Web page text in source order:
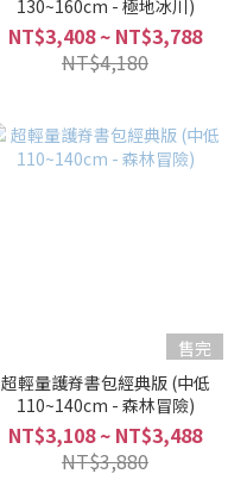
130~160cm - 極地冰川)
NT$3,408 ~ NT$3,788
NT$4,180
售完
超輕量護脊書包經典版 (中低
110~140cm - 森林冒險)
NT$3,108 ~ NT$3,488
NT$3,880